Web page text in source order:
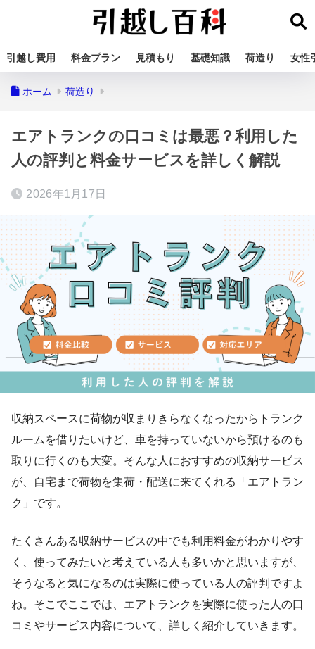
引越し費用 料金プラン 見積もり 基礎知識 荷造り 女性
ホーム 荷造り
エアトランクの口コミは最悪？利用した
人の評判と料金サービスを詳しく解説
2026年1月17日
収納スペースに荷物が収まりきらなくなったからトランク
ルームを借りたいけど、車を持っていないから預けるのも
取りに行くのも大変。そんな人におすすめの収納サービス
が、自宅まで荷物を集荷・配送に来てくれる「エアトラン
ク」です。
たくさんある収納サービスの中でも利用料金がわかりやす
く、使ってみたいと考えている人も多いかと思いますが、
そうなると気になるのは実際に使っている人の評判ですよ
ね。そこでここでは、エアトランクを実際に使った人の口
コミやサービス内容について、詳しく紹介していきます。